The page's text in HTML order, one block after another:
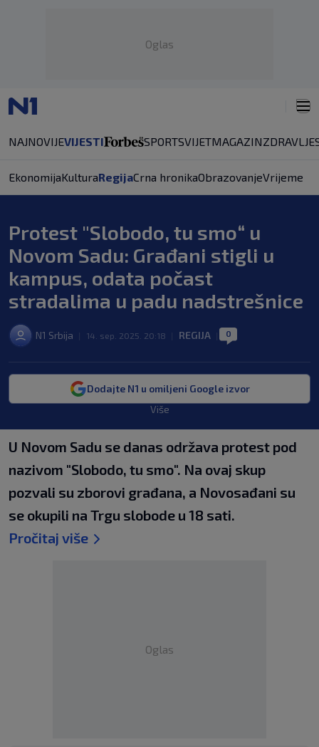
Oglas
NAJNOVIJEVIJESTI SPORTSVIJETMAGAZINZDRAVLJE
EkonomijaKulturaRegijaCrna hronikaObrazovanjeVrijeme
Protest "Slobodo, tu smo“ u
Novom Sadu: Građani stigli u
kampus, odata počast
stradalima u padu nadstrešnice
N1 Srbija 14. sep. 2025. 20:18 REGIJA 0
Dodajte N1 u omiljeni Google izvor
Više
U Novom Sadu se danas održava protest pod
nazivom "Slobodo, tu smo". Na ovaj skup
pozvali su zborovi građana, a Novosađani su
se okupili na Trgu slobode u 18 sati.
Pročitaj više
Oglas